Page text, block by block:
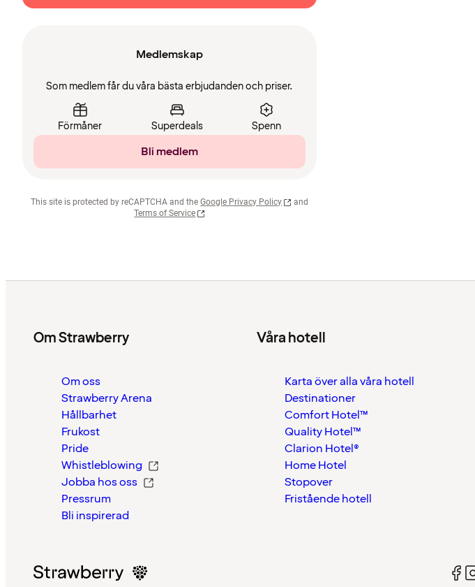
Medlemskap
Som medlem får du våra bästa erbjudanden och priser.
Förmåner Superdeals Spenn
Bli medlem
This site is protected by reCAPTCHA and the Google Privacy Policy
and
Terms of Service
Om Strawberry
Om oss
Strawberry Arena
Hållbarhet
Frukost
Pride
Whistleblowing
Jobba hos oss
Pressrum
Bli inspirerad
Våra hotell
Karta över alla våra hotell
Destinationer
Comfort Hotel™
Quality Hotel™
Clarion Hotel®
Home Hotel
Stopover
Fristående hotell